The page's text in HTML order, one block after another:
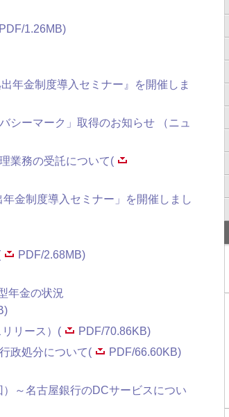
PDF/1.26MB)
年金制度導入セミナー』を開催しま
シーマーク」取得のお知らせ （ニュ
業務の受託について(
金制度導入セミナー」を開催しまし
PDF/2.68MB)
年金の状況
リース）(
PDF/70.86KB)
政処分について(
PDF/66.60KB)
～名古屋銀行のDCサービスについ